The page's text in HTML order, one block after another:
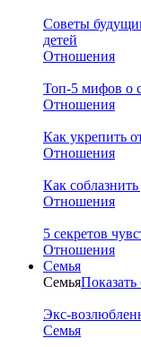
Советы
детей
Отношения
Топ-5 мифов о
Отношения
Как укрепить
Отношения
Как
Отношения
5 секретов
Отношения
Семья
Семья
Экс-
Семья